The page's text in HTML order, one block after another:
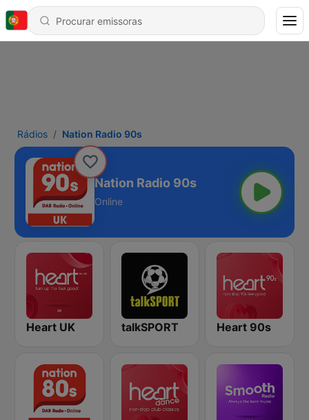
Rádios Nation Radio 90s
Nation Radio 90s
Online
Heart UK talkSPORT Heart 90s